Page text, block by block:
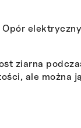
ziarna
ale można